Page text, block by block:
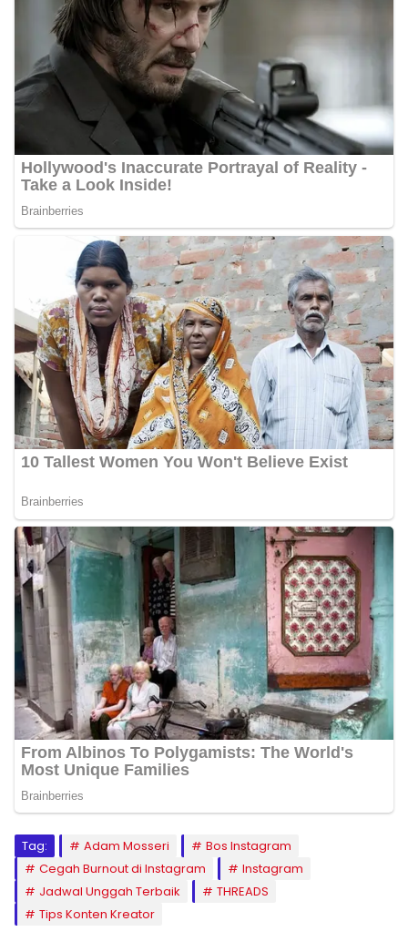
Tag: Adam Mosseri
Bos Instagram
Cegah Burnout di Instagram
Instagram
Jadwal Unggah Terbaik
THREADS
Tips Konten Kreator